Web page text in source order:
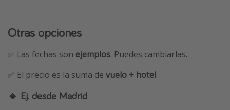
Otras opciones
✅ Las fechas son ejemplos. Puedes cambiarlas.
✅ El precio es la suma de vuelo + hotel.
🔸 Ej. desde Madrid